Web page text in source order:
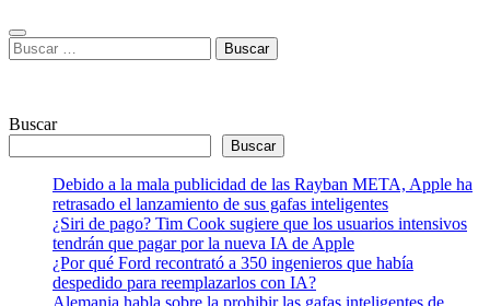
Buscar:
Buscar
Buscar
Debido a la mala publicidad de las Rayban META, Apple ha
retrasado el lanzamiento de sus gafas inteligentes
¿Siri de pago? Tim Cook sugiere que los usuarios intensivos
tendrán que pagar por la nueva IA de Apple
¿Por qué Ford recontrató a 350 ingenieros que había
despedido para reemplazarlos con IA?
Alemania habla sobre la prohibir las gafas inteligentes de